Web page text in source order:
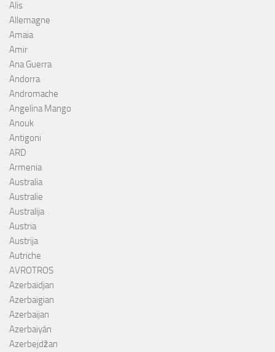
Alis
Allemagne
Amaia
Amir
Ana Guerra
Andorra
Andromache
Angelina Mango
Anouk
Antigoni
ARD
Armenia
Australia
Australie
Australija
Austria
Austrija
Autriche
AVROTROS
Azerbaïdjan
Azerbaigian
Azerbaijan
Azerbaiyán
Azerbejdžan